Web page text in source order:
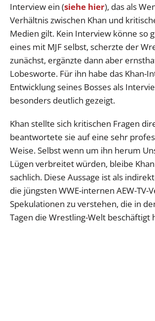
Interview ein (siehe hier), das als
Verhältnis zwischen Khan und
Medien gilt. Kein Interview könne so
eines mit MJF selbst, scherzte der
zunächst, ergänzte dann aber
Lobesworte. Für ihn habe das Khan-
Entwicklung seines Bosses als
besonders deutlich gezeigt.
Khan stellte sich kritischen Fragen
beantwortete sie auf eine sehr
Weise. Selbst wenn um ihn herum
Lügen verbreitet würden, bleibe
sachlich. Diese Aussage ist als
die jüngsten WWE-internen AEW-TV-
Spekulationen zu verstehen, die in
Tagen die Wrestling-Welt beschäftigt